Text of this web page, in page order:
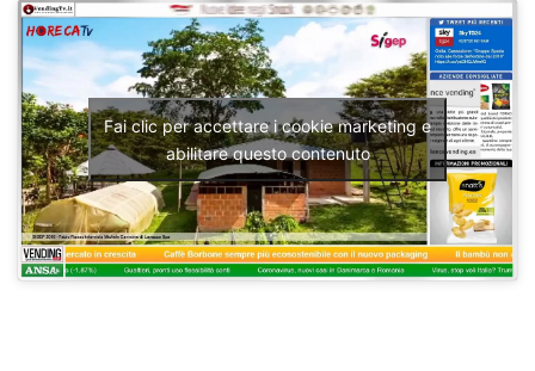
Fai clic per accettare i cookie marketing e
abilitare questo contenuto